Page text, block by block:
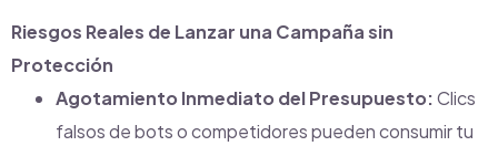
Riesgos Reales de Lanzar una Campaña sin
Protección
Agotamiento Inmediato del Presupuesto:Clics
falsos de bots o competidores pueden consumir tu